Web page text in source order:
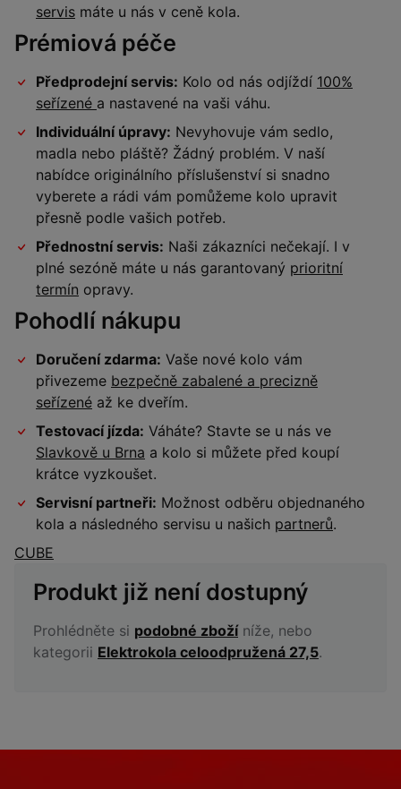
servis máte u nás v ceně kola.
Prémiová péče
Předprodejní servis: Kolo od nás odjíždí 100%
seřízené a nastavené na vaši váhu.
Individuální úpravy: Nevyhovuje vám sedlo,
madla nebo pláště? Žádný problém. V naší
nabídce originálního příslušenství si snadno
vyberete a rádi vám pomůžeme kolo upravit
přesně podle vašich potřeb.
Přednostní servis: Naši zákazníci nečekají. I v
plné sezóně máte u nás garantovaný prioritní
termín opravy.
Pohodlí nákupu
Doručení zdarma: Vaše nové kolo vám
přivezeme bezpečně zabalené a precizně
seřízené až ke dveřím.
Testovací jízda: Váháte? Stavte se u nás ve
Slavkově u Brna a kolo si můžete před koupí
krátce vyzkoušet.
Servisní partneři: Možnost odběru objednaného
kola a následného servisu u našich partnerů.
CUBE
Produkt již není dostupný
Prohlédněte si podobné zbožíníže, nebo
kategorii Elektrokola celoodpružená 27,5.